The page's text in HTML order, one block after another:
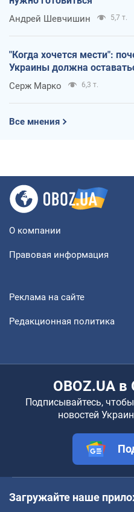
Андрей Шевчишин 5,7 т.
"Когда хочется мести":
Украины должна
Серж Марко 6,3 т.
Все мнения
О компании
Правовая информация
Реклама на сайте
Редакционная политика
OBOZ.UA в
Подписывайтесь,
новостей
Загружайте наше